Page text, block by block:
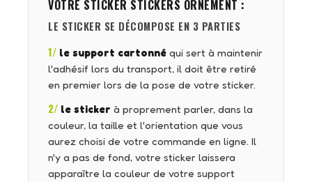
VOTRE STICKER STICKERS ORNEMENT :
LE STICKER SE DÉCOMPOSE EN 3 PARTIES
1/ le support cartonné qui sert à maintenir
l'adhésif lors du transport, il doit être retiré
en premier lors de la pose de votre sticker.
2/ le sticker à proprement parler, dans la
couleur, la taille et l'orientation que vous
aurez choisi de votre commande en ligne. Il
n'y a pas de fond, votre sticker laissera
apparaître la couleur de votre support